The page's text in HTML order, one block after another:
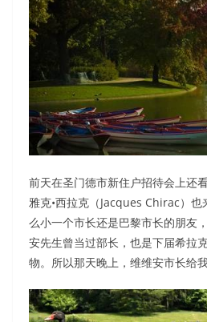
前天在圣门德市新住户招待会上还
雅克•西拉克（Jacques Chirac）
么小一个市长还是巴黎市长的朋友
安先生曾当过部长，也是下届希拉
物。所以那天晚上，维维安市长给